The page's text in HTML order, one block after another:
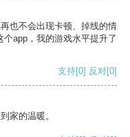
也不会出现卡顿、掉线的情
app，我的游戏水平提升了
支持[0] 反对[0]
家的温暖。